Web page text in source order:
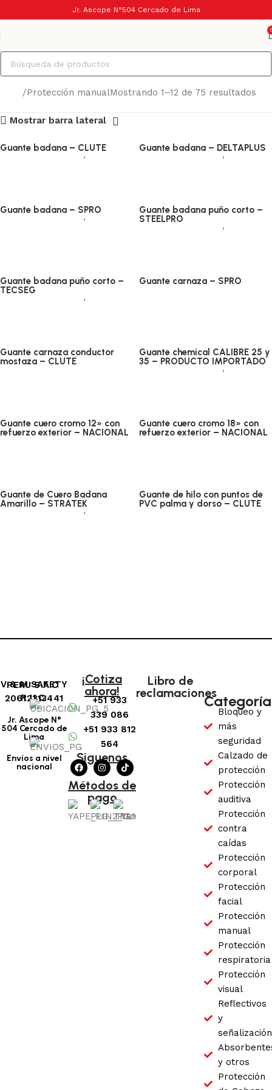
Jr. Ascope N°504 Cercado de Lima
Protección manualMostrando 1–12 de 75 resultados
Mostrar barra lateral
Guante badana – CLUTE
Protección manual,Badana
Guante badana – DELTAPLUS
Protección manual,Badana
Guante badana – SPRO
Protección manual, Badana
Guante badana puño corto –
STEELPRO
Protección manual ,
Guante badana puño corto –
TECSEG
Protección manual ,
Guante carnaza – SPRO
Protección manual
Guante carnaza conductor
mostaza – CLUTE
Protección manual
Guante chemical CALIBRE 25 y
35 – PRODUCTO IMPORTADO
Protección manual, Jebe
Guante cuero cromo 12» con
refuerzo exterior – NACIONAL
Protección manual
Guante cuero cromo 18» con
refuerzo exterior – NACIONAL
Protección manual
Guante de Cuero Badana
Amarillo – STRATEK
Protección manual,
Guante de hilo con puntos de
PVC palma y dorso – CLUTE
Protección manual
V & M SAFETY PERU S.A.C
R.U.C: 20612313441
Jr. Ascope N°
504 Cercado de
Lima
Envíos a nivel
nacional
¡Cotiza
ahora!
+51 933
339 086
+51 933 812
564
Siguenos
Métodos de
pago
Libro de
reclamaciones
Bloqueo y
más
seguridad
Calzado de
protección
Protección
auditiva
Protección
contra
caídas
Protección
corporal
Protección
facial
Protección
manual
Protección
respiratoria
Protección
visual
Reflectivos
y
señalización
y otros
Protección